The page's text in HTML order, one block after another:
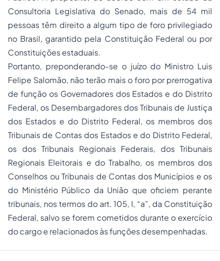
Consultoria Legislativa do Senado, mais de 54 mil
pessoas têm direito a algum tipo de foro privilegiado
no Brasil, garantido pela Constituição Federal ou por
Constituições estaduais.
Portanto, preponderando-se o juízo do Ministro Luis
Felipe Salomão, não terão mais o foro por prerrogativa
de função os Governadores dos Estados e do Distrito
Federal, os Desembargadores dos Tribunais de Justiça
dos Estados e do Distrito Federal, os membros dos
Tribunais de Contas dos Estados e do Distrito Federal,
os dos Tribunais Regionais Federais, dos Tribunais
Regionais Eleitorais e do Trabalho, os membros dos
Conselhos ou Tribunais de Contas dos Municípios e os
do Ministério Público da União que oficiem perante
tribunais, nos termos do art. 105, I, “a”, da Constituição
Federal, salvo se forem cometidos durante o exercício
do cargo e relacionados às funções desempenhadas.